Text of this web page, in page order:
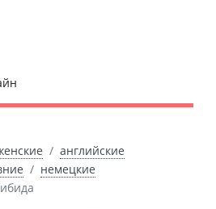
английские
немецкие